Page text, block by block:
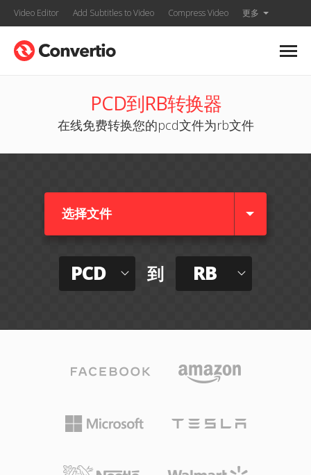
Video Editor Add Subtitles to Video Compress Video 更多
PCD到RB转换器
在线免费转换您的pcd文件为rb文件
选择文件
PCD 到 RB